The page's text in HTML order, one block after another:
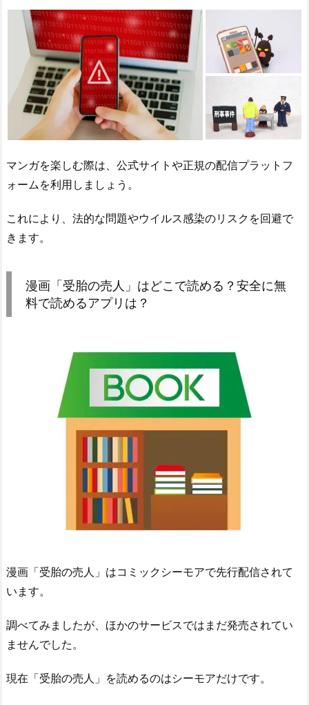
マンガを楽しむ際は、公式サイトや正規の配信プラットフ
ォームを利用しましょう。
これにより、法的な問題やウイルス感染のリスクを回避で
きます。
漫画「受胎の売人」はどこで読める？安全に無
料で読めるアプリは？
漫画「受胎の売人」はコミックシーモアで先行配信されて
います。
調べてみましたが、ほかのサービスではまだ発売されてい
ませんでした。
現在「受胎の売人」を読めるのはシーモアだけです。